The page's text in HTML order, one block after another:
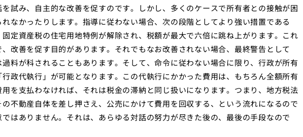
試み、自主的な改善を促すのです。しかし、多くのケースで所有者との接触が困
なかったりします。指導に従わない場合、次の段階としてより強い措置である
固定資産税の住宅用地特例が解除され、税額が最大で六倍に跳ね上がります。これ
改善を促す目的があります。それでもなお改善されない場合、最終警告として
過料が科されることもあります。そして、命令に従わない場合に限り、行政が所有
政代執行」が可能となります。この代執行にかかった費用は、もちろん全額所有
を支払わなければ、それは税金の滞納と同じ扱いになります。つまり、地方税法
不動産自体を差し押さえ、公売にかけて費用を回収する、という流れになるので
はありません。それは、あらゆる対話の努力が尽きた後の、最後の手段なので